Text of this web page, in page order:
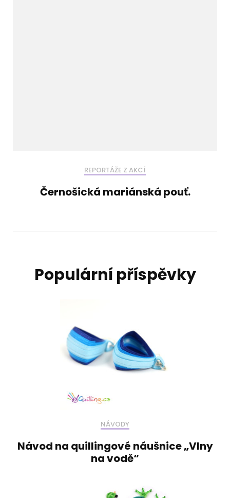
REPORTÁŽE Z AKCÍ
Černošická mariánská pouť.
Populární příspěvky
NÁVODY
Návod na quillingové náušnice „Vlny
na vodě“